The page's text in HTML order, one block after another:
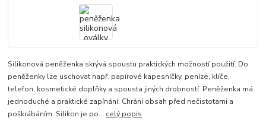
Silikonová peněženka skrývá spoustu praktických možností použití. Do
peněženky lze uschovat např. papírové kapesníčky, peníze, klíče,
telefon, kosmetické doplňky a spousta jiných drobností. Peněženka má
jednoduché a praktické zapínání. Chrání obsah před nečistotami a
poškrábáním. Silikon je po... celý popis